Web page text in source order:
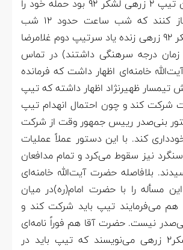
عملیات که همان تیپ ۲ زرهی لشکر ۹۲ بود حمله خود را
به سوسنگرد آغاز کنند که شب ساعت حدود ۱۲ شب
فرمانده وقت لشکر ۹۲ زرهی زنده یاد سرتیپ دوم غلامرضا
درجه سرهنگی داشتند) در تماس
خامنه‌ای اظهار داشت که فرمانده
تیمسار ظهیرنژاد اظهار داشته که تیپ
شرکت کند و چون احتمال انهدام تیپ
بنی‌صدر رییس جمهور وقت از شرکت
کند. با این دستور عملاً عملیات
نیز سقوط می‌کرد و تمام مدافعان
بلافاصله حضرت آیت‌الله خامنه‌ای
مسأله را با حضرت امام(ره)در میان
هم می‌فرمایند تیپ باید شرکت کند و
نیست. حضرت آقا هم فوراً نامه‌ای
به فرماندهی لشکر۲ زرهی می‌نویسند که تیپ باید در